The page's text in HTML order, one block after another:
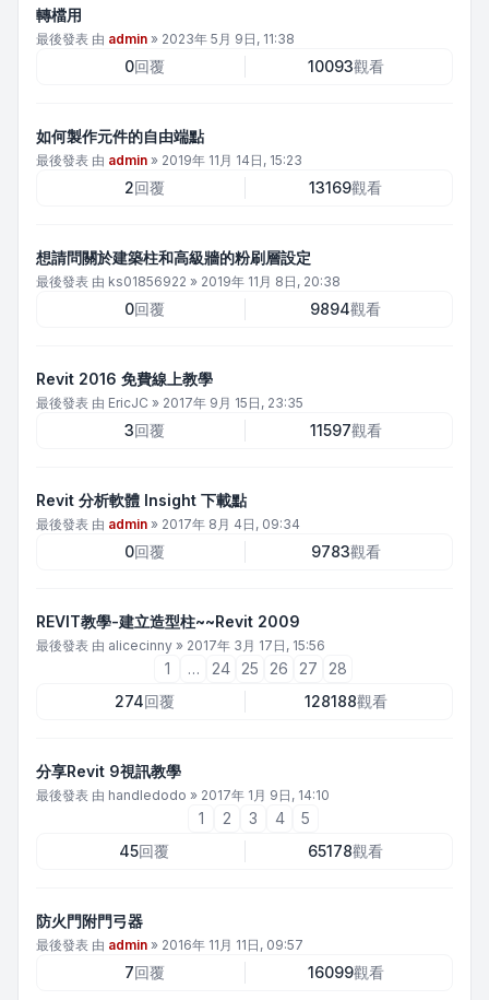
轉檔用
最後發表 由 admin » 2023年 5月 9日, 11:38
0回覆 10093觀看
如何製作元件的自由端點
最後發表 由 admin » 2019年 11月 14日, 15:23
2回覆 13169觀看
想請問關於建築柱和高級牆的粉刷層設定
最後發表 由 ks01856922 » 2019年 11月 8日, 20:38
0回覆 9894觀看
Revit 2016 免費線上教學
最後發表 由 EricJC » 2017年 9月 15日, 23:35
3回覆 11597觀看
Revit 分析軟體 Insight 下載點
最後發表 由 admin » 2017年 8月 4日, 09:34
0回覆 9783觀看
REVIT教學-建立造型柱~~Revit 2009
最後發表 由 alicecinny » 2017年 3月 17日, 15:56
1 … 24 25 26 27
28
274回覆 128188觀看
分享Revit 9視訊教學
最後發表 由 handledodo » 2017年 1月 9日, 14:10
1 2 3 4
5
45回覆 65178觀看
防火門附門弓器
最後發表 由 admin » 2016年 11月 11日, 09:57
7回覆 16099觀看